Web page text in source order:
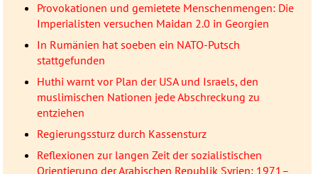
Provokationen und gemietete Menschenmengen: Die
Imperialisten versuchen Maidan 2.0 in Georgien
In Rumänien hat soeben ein NATO-Putsch
stattgefunden
Huthi warnt vor Plan der USA und Israels, den
muslimischen Nationen jede Abschreckung zu
entziehen
Regierungssturz durch Kassensturz
Reflexionen zur langen Zeit der sozialistischen
Orientierung der Arabischen Republik Syrien: 1971–